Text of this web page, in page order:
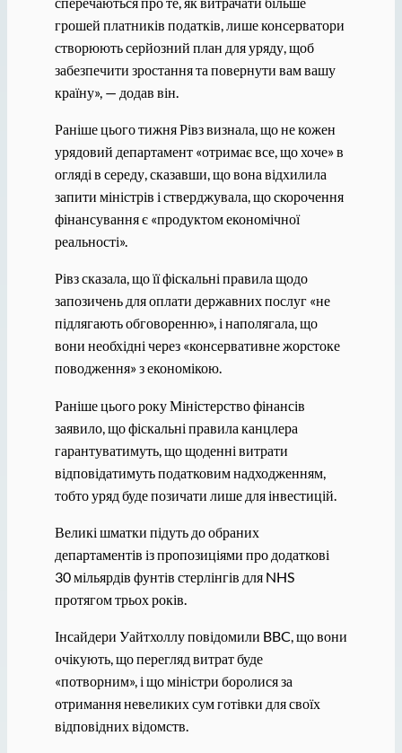
грошей платників податків, лише консерватори
створюють серйозний план для уряду, щоб
забезпечити зростання та повернути вам вашу
країну», — додав він.
Раніше цього тижня Рівз визнала, що не кожен
урядовий департамент «отримає все, що хоче» в
огляді в середу, сказавши, що вона відхилила
запити міністрів і стверджувала, що скорочення
фінансування є «продуктом економічної
реальності».
Рівз сказала, що її фіскальні правила щодо
запозичень для оплати державних послуг «не
підлягають обговоренню», і наполягала, що
вони необхідні через «консервативне жорстоке
поводження» з економікою.
Раніше цього року Міністерство фінансів
заявило, що фіскальні правила канцлера
гарантуватимуть, що щоденні витрати
відповідатимуть податковим надходженням,
тобто уряд буде позичати лише для інвестицій.
Великі шматки підуть до обраних
департаментів із пропозиціями про додаткові
30 мільярдів фунтів стерлінгів для NHS
протягом трьох років.
Інсайдери Уайтхоллу повідомили BBC, що вони
очікують, що перегляд витрат буде
«потворним», і що міністри боролися за
отримання невеликих сум готівки для своїх
відповідних відомств.